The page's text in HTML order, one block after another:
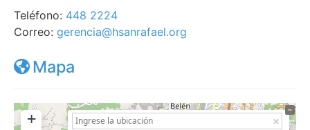
Teléfono: 448 2224
Correo: gerencia@hsanrafael.org
Mapa
+